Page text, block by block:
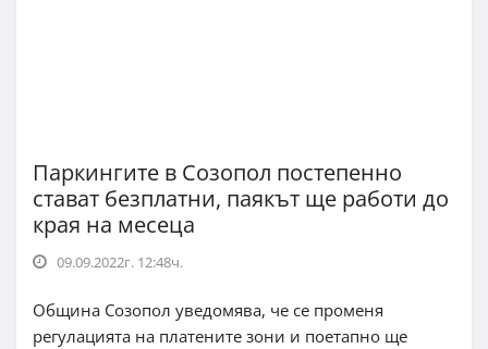
Паркингите в Созопол постепенно
стават безплатни, паякът ще работи до
края на месеца
09.09.2022г. 12:48ч.
Община Созопол уведомява, че се променя
регулацията на платените зони и поетапно ще